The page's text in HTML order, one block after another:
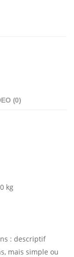
(0)
kg
: descriptif
mais simple ou